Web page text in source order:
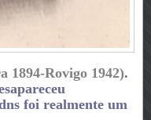
1894-Rovigo 1942).
foi realmente um